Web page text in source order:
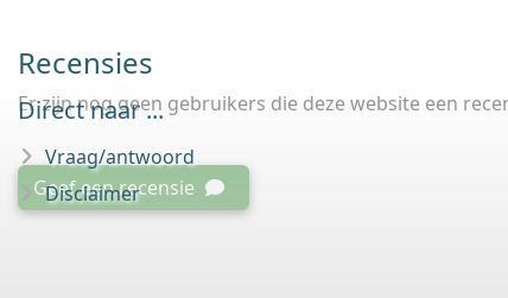
Recensies
Er zijn nog geen gebruikers die deze website een
Geef een recensie
Direct naar ...
Vraag/antwoord
Disclaimer